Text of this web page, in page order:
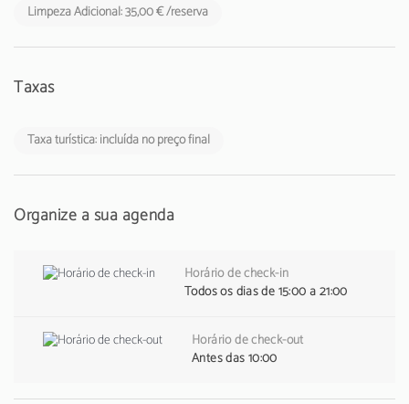
Limpeza Adicional: 35,00 € /reserva
Taxas
Taxa turística: incluída no preço final
Organize a sua agenda
Horário de check-in
Todos os dias de 15:00 a 21:00
Horário de check-out
Antes das 10:00